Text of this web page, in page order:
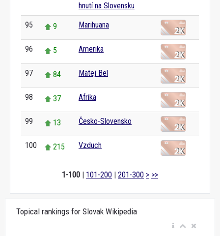
hnutí na Slovensku
95 9 Marihuana
96 5 Amerika
97 84 Matej Bel
98 37 Afrika
99 13 Česko-Slovensko
100 215 Vzduch
1-100 | 101-200 | 201-300 > >>
Topical rankings for Slovak Wikipedia